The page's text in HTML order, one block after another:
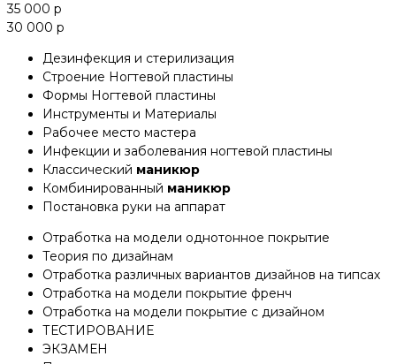
35 000 р
30 000 р
Дезинфекция и стерилизация
Строение Ногтевой пластины
Формы Ногтевой пластины
Инструменты и Материалы
Рабочее место мастера
Инфекции и заболевания ногтевой пластины
Классический маникюр
Комбинированный маникюр
Постановка руки на аппарат
Отработка на модели однотонное покрытие
Теория по дизайнам
Отработка различных вариантов дизайнов на типсах
Отработка на модели покрытие френч
Отработка на модели покрытие с дизайном
ТЕСТИРОВАНИЕ
ЭКЗАМЕН